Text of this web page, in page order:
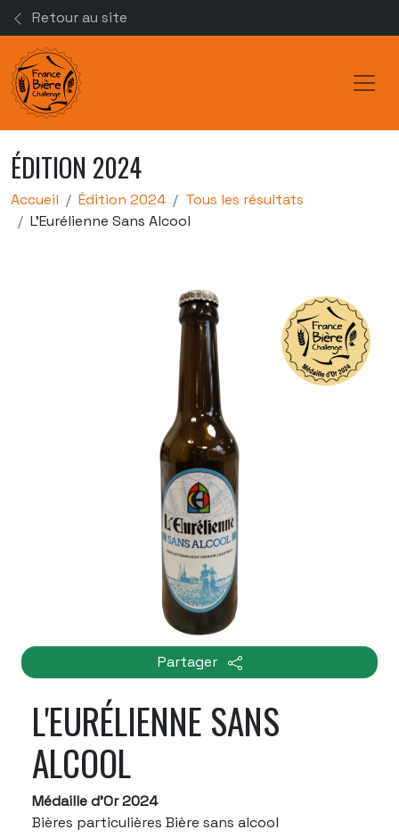
Retour au site
ÉDITION 2024
Accueil Édition 2024
Tous les résultats
L'Eurélienne Sans Alcool
Partager
L'EURÉLIENNE SANS
ALCOOL
Médaille d'Or 2024
Bières particulières Bière sans alcool